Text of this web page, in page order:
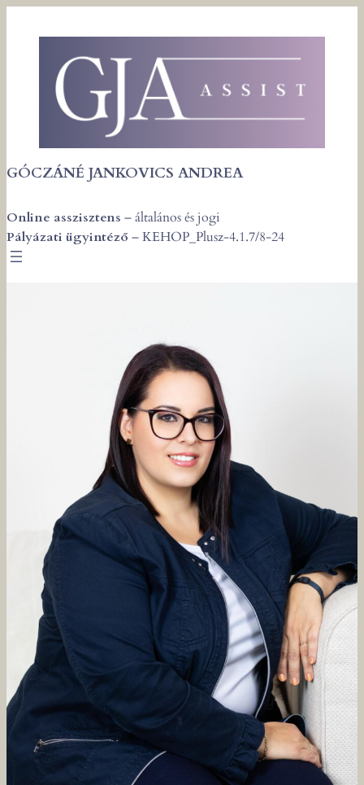
tartalomhoz
GÓCZÁNÉ JANKOVICS ANDREA
Online asszisztens – általános és jogi
Pályázati ügyintéző –KEHOP_Plusz-4.1.7/8-24